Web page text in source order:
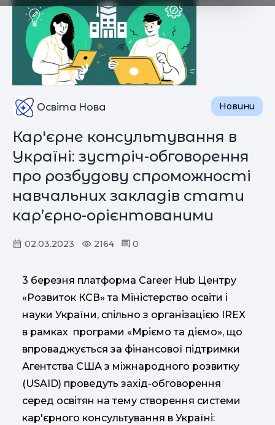
Освіта Нова Новини
Кар'єрне консультування в
Україні: зустріч-обговорення
про розбудову спроможності
навчальних закладів стати
кар’єрно-орієнтованими
02.03.2023 2164 0
3 березня платформа Сareer Hub Центру
«Розвиток КСВ» та Міністерство освіти і
науки України, спільно з організацією IREX
в рамках програми «Мріємо та діємо», що
впроваджується за фінансової підтримки
Агентства США з міжнародного розвитку
(USAID) проведуть захід-обговорення
серед освітян на тему створення системи
кар'єрного консультування в Україні: